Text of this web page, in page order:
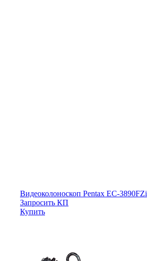
Видеоколоноскоп Pentax EC-3890FZi
Запросить КП
Купить